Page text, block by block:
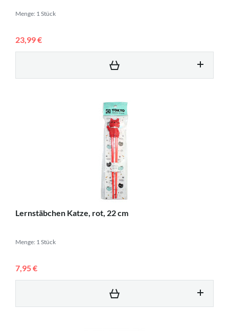
Menge: 1 Stück
23,99 €
Lernstäbchen Katze, rot, 22 cm
Menge: 1 Stück
7,95 €